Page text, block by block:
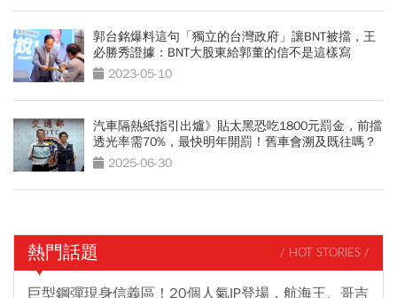
郭台銘爆料這句「獨立的台灣政府」讓BNT被擋，王
必勝秀證據：BNT大股東給郭董的信不是這樣寫
2023-05-10
汽車隔熱紙指引出爐》貼太黑恐吃1800元罰金，前擋
透光率需70%，最快明年開罰！舊車會溯及既往嗎？
2025-06-30
熱門話題 / HOT STORIES /
巨型鋼彈現身信義區！20個人氣IP登場，航海王、哥吉